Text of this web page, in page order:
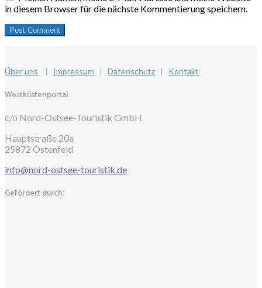
in diesem Browser für die nächste Kommentierung speichern.
Über uns | Impressum | Datenschutz | Kontakt
Westküstenportal
c/o Nord-Ostsee-Touristik GmbH
Hauptstraße 20a
25872 Ostenfeld
info@nord-ostsee-touristik.de
Gefördert durch: